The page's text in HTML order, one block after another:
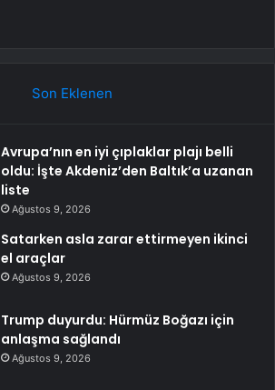
Son Eklenen
Avrupa’nın en iyi çıplaklar plajı belli
oldu: İşte Akdeniz’den Baltık’a uzanan
liste
Ağustos 9, 2026
Satarken asla zarar ettirmeyen ikinci
el araçlar
Ağustos 9, 2026
Trump duyurdu: Hürmüz Boğazı için
anlaşma sağlandı
Ağustos 9, 2026